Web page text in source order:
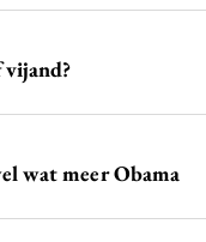
wat meer Obama